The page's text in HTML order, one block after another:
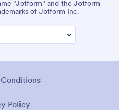
"Jotform" and the Jotform
of Jotform Inc.
Policy